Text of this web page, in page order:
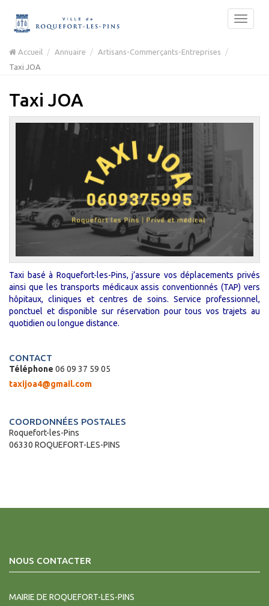
Accueil Annuaire
Artisans-Commerçants-Entreprises
Taxi JOA
Taxi JOA
Taxi basé à Roquefort-les-Pins, j’assure vos déplacements privés
ainsi que les transports médicaux assis conventionnés (TAP) vers
hôpitaux, cliniques et centres de soins. Service professionnel,
ponctuel et disponible sur réservation pour tous vos trajets au
quotidien ou longue distance.
CONTACT
Téléphone 06 09 37 59 05
taxijoa4@gmail.com
COORDONNÉES POSTALES
Roquefort-les-Pins
06330 ROQUEFORT-LES-PINS
NOUS CONTACTER
MAIRIE DE ROQUEFORT-LES-PINS